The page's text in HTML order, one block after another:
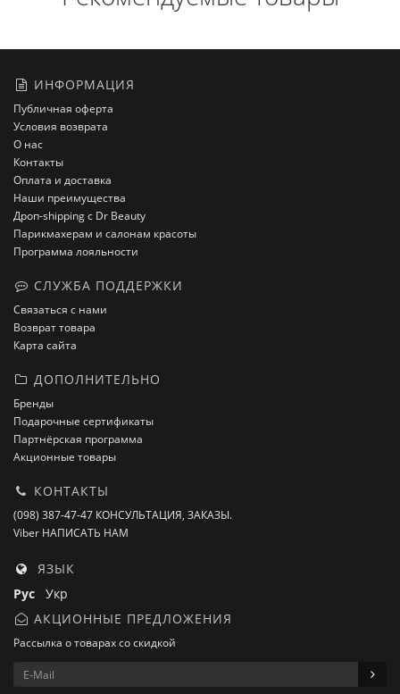
ИНФОРМАЦИЯ
Публичная оферта
Условия возврата
О нас
Контакты
Оплата и доставка
Наши преимущества
Дроп-shipping с Dr Beauty
Парикмахерам и салонам красоты
Программа лояльности
СЛУЖБА ПОДДЕРЖКИ
Связаться с нами
Возврат товара
Карта сайта
ДОПОЛНИТЕЛЬНО
Бренды
Подарочные сертификаты
Партнёрская программа
Акционные товары
КОНТАКТЫ
(098) 387-47-47 КОНСУЛЬТАЦИЯ, ЗАКАЗЫ.
Viber НАПИСАТЬ НАМ
ЯЗЫК
Рус Укр
АКЦИОННЫЕ ПРЕДЛОЖЕНИЯ
Рассылка о товарах со скидкой